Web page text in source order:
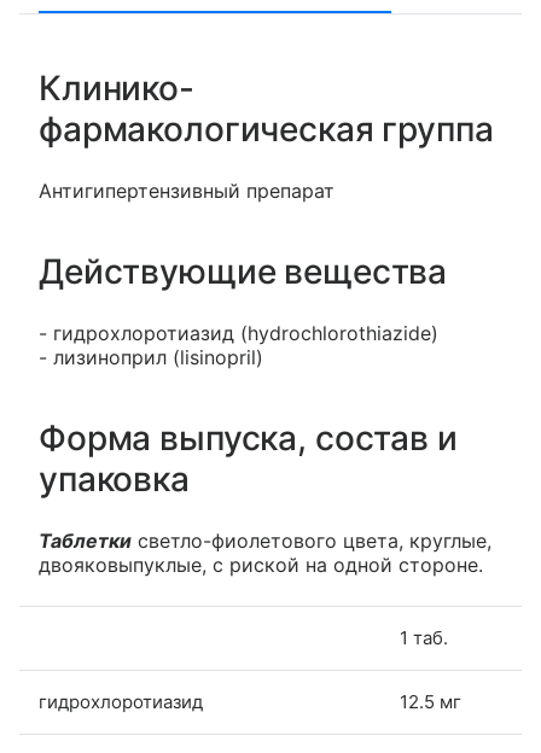
Клинико-
фармакологическая группа
Антигипертензивный препарат
Действующие вещества
- гидрохлоротиазид (hydrochlorothiazide)
- лизиноприл (lisinopril)
Форма выпуска, состав и
упаковка
Таблетки светло-фиолетового цвета, круглые,
двояковыпуклые, с риской на одной стороне.
1 таб.
гидрохлоротиазид 12.5 мг